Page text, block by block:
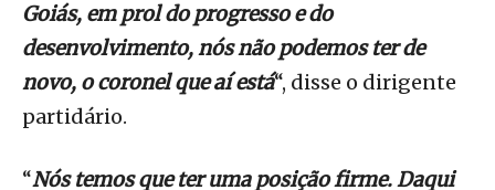
Goiás, em prol do progresso e do
desenvolvimento, nós não podemos ter de
novo, o coronel que aí está“, disse o dirigente
partidário.
“Nós temos que ter uma posição firme. Daqui